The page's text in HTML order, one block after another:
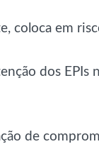
coloca em
dos
de